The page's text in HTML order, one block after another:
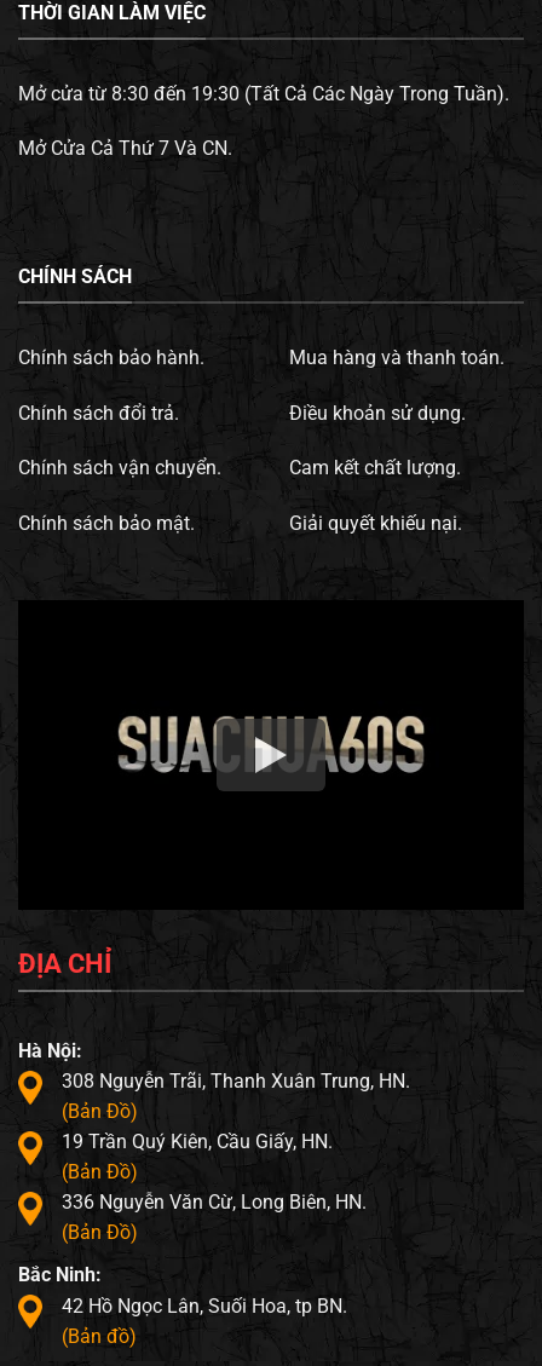
THỜI GIAN LÀM VIỆC
Mở cửa từ 8:30 đến 19:30 (Tất Cả Các Ngày Trong Tuần).
Mở Cửa Cả Thứ 7 Và CN.
CHÍNH SÁCH
Chính sách bảo hành.
Chính sách đổi trả.
Chính sách vận chuyển.
Chính sách bảo mật.
Mua hàng và thanh toán.
Điều khoản sử dụng.
Cam kết chất lượng.
Giải quyết khiếu nại.
ĐỊA CHỈ
Hà Nội:
308 Nguyễn Trãi, Thanh Xuân Trung, HN.
(Bản Đồ)
19 Trần Quý Kiên, Cầu Giấy, HN.
(Bản Đồ)
336 Nguyễn Văn Cừ, Long Biên, HN.
(Bản Đồ)
Bắc Ninh:
42 Hồ Ngọc Lân, Suối Hoa, tp BN.
(Bản đồ)